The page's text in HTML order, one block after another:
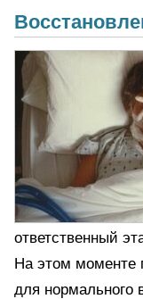
ответственный
На этом моменте
для нормального